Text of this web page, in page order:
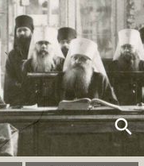
search